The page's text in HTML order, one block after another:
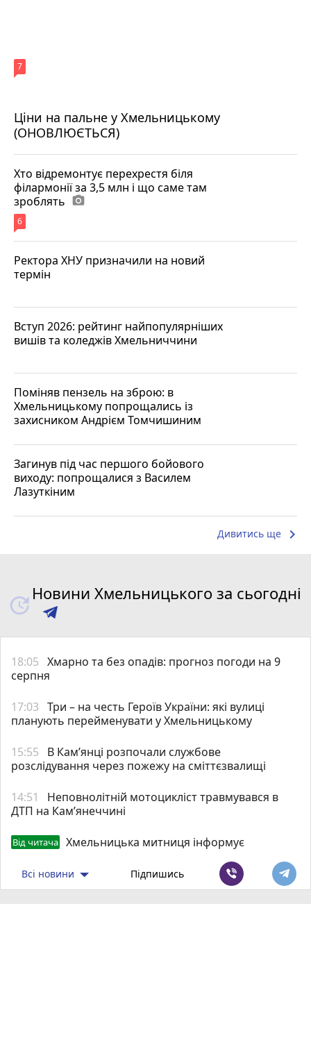
Ціни на пальне у Хмельницькому
(ОНОВЛЮЄТЬСЯ)
7
Хто відремонтує перехрестя біля
філармонії за 3,5 млн і що саме там
зроблять photo_camera
6
Ректора ХНУ призначили на новий
термін
Вступ 2026: рейтинг найпопулярніших
вишів та коледжів Хмельниччини
Поміняв пензель на зброю: в
Хмельницькому попрощались із
захисником Андрієм Томчишиним
Загинув під час першого бойового
виходу: попрощалися з Василем
Лазуткіним
Дивитись ще keyboard_arrow_right
Новини Хмельницького за сьогодні
18:05 Хмарно та без опадів: прогноз погоди на 9
серпня
17:03 Три – на честь Героїв України: які вулиці
планують перейменувати у Хмельницькому
15:55
В Кам’янці розпочали службове
розслідування через пожежу на сміттєзвалищі
14:51
Неповнолітній мотоцикліст травмувався в
ДТП на Кам’янеччині
Від читача Хмельницька митниця інформує
Всі новини Підпишись